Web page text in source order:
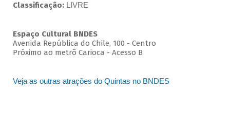
Classificação: LIVRE
Espaço Cultural BNDES
Avenida República do Chile, 100 - Centro
Próximo ao metrô Carioca - Acesso B
Veja as outras atrações do Quintas no BNDES